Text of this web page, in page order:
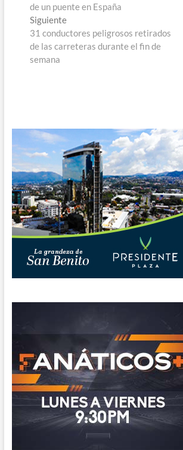
entradas
de un puente en España
SiguienteEntrada
siguiente:
31 conductores peligrosos retirados
de las carreteras durante el fin de
semana